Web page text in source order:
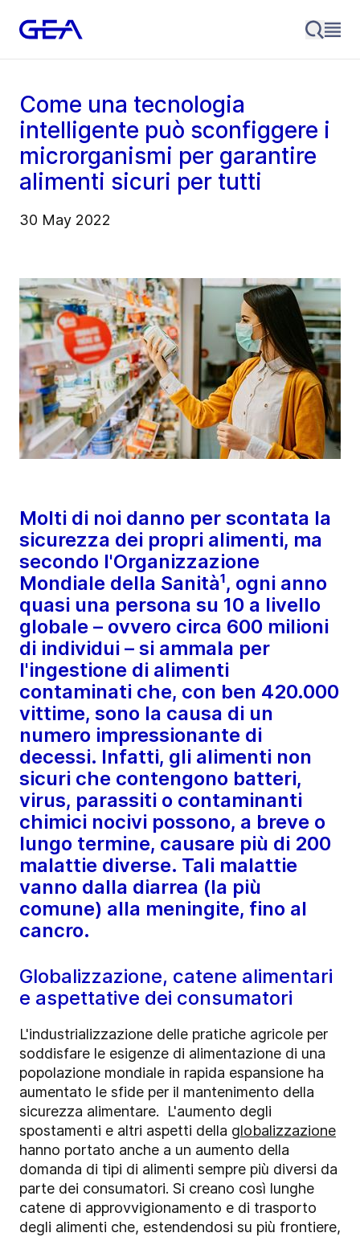
Come una tecnologia
intelligente può sconfiggere i
microrganismi per garantire
alimenti sicuri per tutti
30 May 2022
Molti di noi danno per scontata la
sicurezza dei propri alimenti, ma
secondo l'Organizzazione
Mondiale della Sanità¹, ogni anno
quasi una persona su 10 a livello
globale – ovvero circa 600 milioni
di individui – si ammala per
l'ingestione di alimenti
contaminati che, con ben 420.000
vittime, sono la causa di un
numero impressionante di
decessi. Infatti, gli alimenti non
sicuri che contengono batteri,
virus, parassiti o contaminanti
chimici nocivi possono, a breve o
lungo termine, causare più di 200
malattie diverse. Tali malattie
vanno dalla diarrea (la più
comune) alla meningite, fino al
cancro.
Globalizzazione, catene alimentari
e aspettative dei consumatori
L'industrializzazione delle pratiche agricole per
soddisfare le esigenze di alimentazione di una
popolazione mondiale in rapida espansione ha
aumentato le sfide per il mantenimento della
sicurezza alimentare. L'aumento degli
spostamenti e altri aspetti della globalizzazione
hanno portato anche a un aumento della
domanda di tipi di alimenti sempre più diversi da
parte dei consumatori. Si creano così lunghe
catene di approvvigionamento e di trasporto
degli alimenti che, estendendosi su più frontiere,